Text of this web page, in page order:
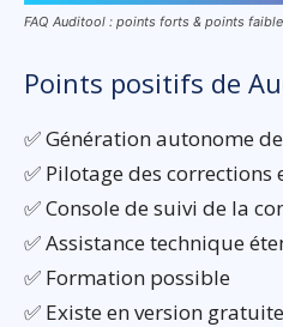
FAQ Auditool : points forts & points
Points positifs de
✅ Génération autonome
✅ Pilotage des corrections
✅ Console de suivi de la
✅ Assistance technique
✅ Formation possible
✅ Existe en version gratuite